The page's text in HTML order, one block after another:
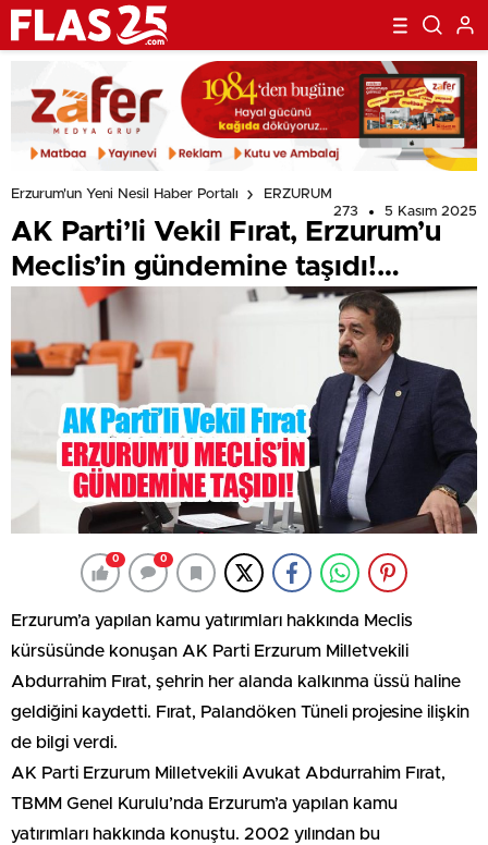
Erzurum'un Yeni Nesil Haber Portalı
ERZURUM
273
5 Kasım 2025
AK Parti’li Vekil Fırat, Erzurum’u
Meclis’in gündemine taşıdı!…
0 0
Erzurum’a yapılan kamu yatırımları hakkında Meclis
kürsüsünde konuşan AK Parti Erzurum Milletvekili
Abdurrahim Fırat, şehrin her alanda kalkınma üssü haline
geldiğini kaydetti. Fırat, Palandöken Tüneli projesine ilişkin
de bilgi verdi.
AK Parti Erzurum Milletvekili Avukat Abdurrahim Fırat,
TBMM Genel Kurulu’nda Erzurum’a yapılan kamu
yatırımları hakkında konuştu. 2002 yılından bu